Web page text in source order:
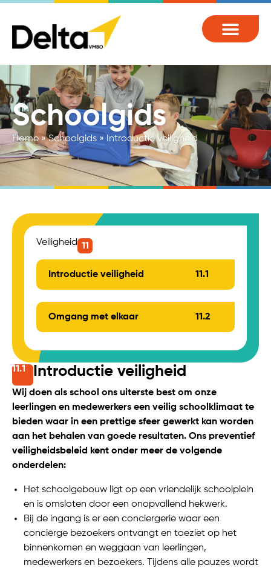
Schoolgids
Home»Schoolgids » Introductie veiligheid
Veiligheid 11
Introductie veiligheid 11.1
Omgang met elkaar 11.2
11.1 Introductie veiligheid
Wij doen als school ons uiterste best om onze
leerlingen en medewerkers een veilig schoolklimaat te
bieden waar in een prettige sfeer gewerkt kan worden
aan het behalen van goede resultaten. Ons preventief
veiligheidsbeleid kent onder meer de volgende
onderdelen:
Het schoolgebouw ligt op een vriendelijk schoolplein
en is omsloten door een onopvallend hekwerk.
Bij de ingang is er een conciergerie waar een
conciërge bezoekers ontvangt en toeziet op het
binnenkomen en weggaan van leerlingen,
medewerkers en bezoekers. Tijdens alle pauzes wordt